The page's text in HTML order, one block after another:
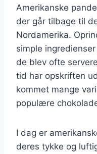
Amerikanske
der går tilbage til
Nordamerika.
simple
de blev ofte
tid har opskriften
kommet mange
populære
I dag er
deres tykke og